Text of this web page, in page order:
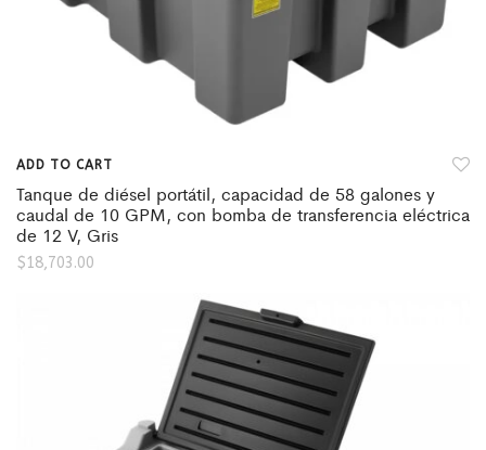
ADD TO CART
Tanque de diésel portátil, capacidad de 58 galones y
caudal de 10 GPM, con bomba de transferencia eléctrica
de 12 V, Gris
$18,703.00